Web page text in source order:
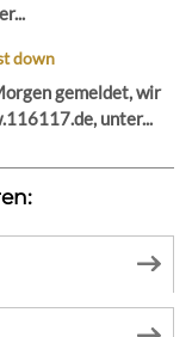
down
gemeldet, wir
unter...